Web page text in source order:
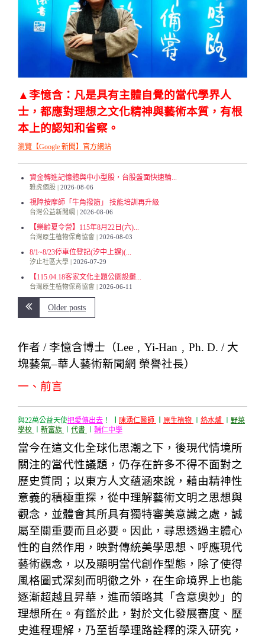
▲李憶含：凡是具有主體自覺的當代學界人
士，都應對理想之文化精神與藝術本質，有根
本上的認知和省察。
瀏覽【Google 新聞】官方網站
資金轉進記憶體與中小型股，台股盤面快速輪...
雅虎個股 2026-08-06
視障按摩師「牛角撥筋」 技能培訓再升級
台灣公益新聞網 2026-08-06
【樂齡夏令營】115年8月22日(六)...
台灣原生植物保育協會 2026-08-03
8/1~8/23停車位登記(汐中上課)(...
汐止社區大學 2026-07-29
【115.04.18客家文化主題公園設攤...
台灣原生植物保育協會 2026-06-11
Older posts
作者 / 李憶含博士（Lee﹐Yi-Han﹐Ph. D. / 大
塊藝氣–華人藝術新聞網 榮譽社長）
一、前言
與22萬公益天使把愛傳出去 ！ 陳湧仁醫師 原生植物 熱水爐
野菜
學校
新富族 代書 輔仁中學
當今在這文化全球化思潮之下，後現代情境所
關注的當代性議題，仍存在許多不得不面對之
歷史質問；以東方人文蘊涵來說，藉由精神性
意義的積極重探，從中理解藝術文明之思想與
觀念，並體會其所具有獨特審美意識之處，誠
屬至關重要而且必要。因此，尋思透過主體心
性的自然作用，映對傳統美學思想、呼應現代
藝術觀念，以及顯明當代創作型態，除了使得
風格圖式深刻而明徹之外，在生命境界上也能
逐漸超越且昇華，進而領略其「含意奧妙」的
理想所在。有鑑於此，對於文化發展審度、歷
史進程理解，乃至哲學理路詮釋的深入研究，